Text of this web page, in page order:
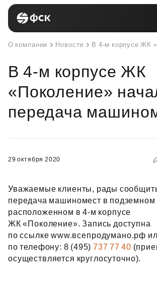
О компании Новости В 4-м корпусе ЖК
В 4-м корпусе ЖК
«Поколение»
передача
29 октября 2020
Уважаемые клиенты, рады
передача машиномест в подземном
расположенном в 4‑м корпусе
ЖК «Поколение». Запись доступна
по ссылке www.всепродумано.рф
по телефону: 8 (495) 737 77 40
осуществляется круглосуточно).